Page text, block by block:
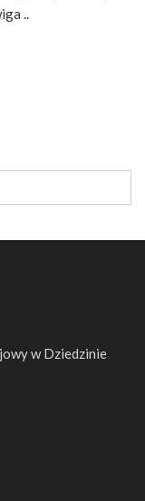
..
w Dziedzinie